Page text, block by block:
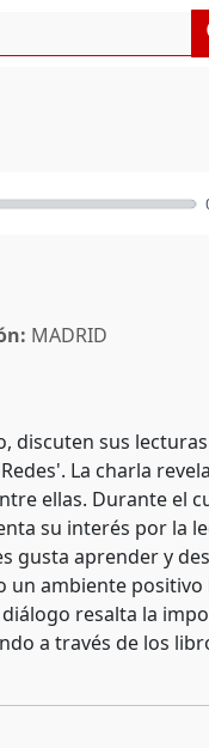
MADRID
discuten sus
La charla
ellas. Durante el
su interés por la
gusta aprender y
ambiente positivo
resalta la
a través de los